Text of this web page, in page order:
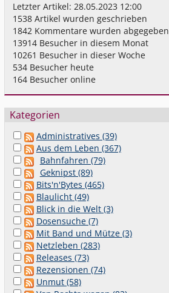
Letzter Artikel:28.05.2023 12:00
1538 Artikel wurden geschrieben
1842 Kommentare wurden abgegeben
13914 Besucher in diesem Monat
10261 Besucher in dieser Woche
534 Besucher heute
164 Besucher online
Kategorien
Administratives (39)
Aus dem Leben (367)
Bahnfahren (79)
Geknipst (89)
Bits'n'Bytes (465)
Blaulicht (49)
Blick in die Welt (3)
Dosensuche (7)
Mit Band und Mütze (3)
Netzleben (283)
Releases (73)
Rezensionen (74)
Unmut (58)